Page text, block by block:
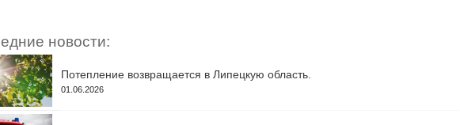
новости:
Потепление возвращается в Липецкую область.
01.06.2026